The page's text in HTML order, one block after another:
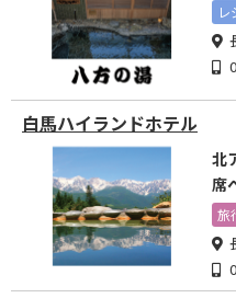
レ
白馬ハイランドホテル
北
席
旅